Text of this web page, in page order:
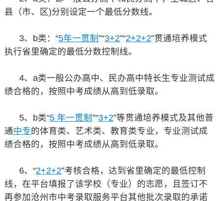
县（市、区)分别设定一个最低分数线。
3、b类：“5年一贯制 ”“3+2”“2+2+2”贯通培养模式
执行省里确定的最低分数控制线。
4、a类一般公办高中、民办高中特长生专业测试成
绩合格的，按照中考成绩从高到低录取。
5、b类“5 年一贯制 ”“3+2”等贯通培养模式及其他普
通中专的体育类、艺术类、教育类专业，专业测试成
绩合格的，按照中考成绩从高到低录取。
6、“2+2+2”考核合格，达到省里确定的最低控制
线，在平台填报了该学校（专业）的志愿，且签订不
再参加沧州市中考录取服务平台其他批次录取的承诺